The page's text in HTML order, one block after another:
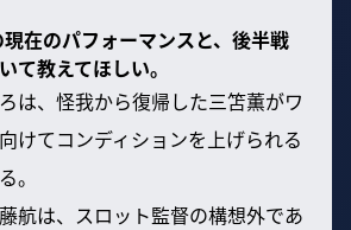
在のパフォーマンスと、後半戦
て教えてほしい。
は、怪我から復帰した三笘薫がワ
けてコンディションを上げられる
。
航は、スロット監督の構想外であ